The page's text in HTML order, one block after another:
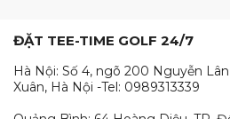
ĐẶT TEE-TIME GOLF 24/7
Hà Nội: Số 4, ngõ 200 Nguyễn
Xuân, Hà Nội -Tel: 0989313339